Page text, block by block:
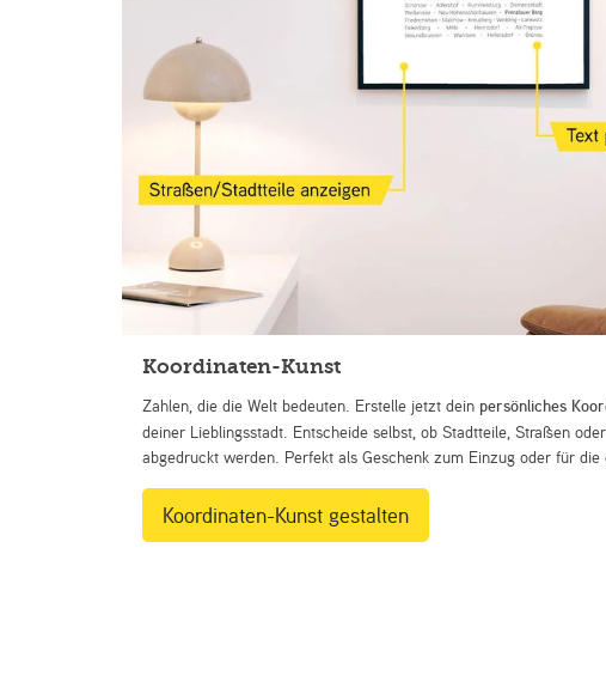
Koordinaten-Kunst
Zahlen, die die Welt bedeuten. Erstelle jetzt dein persönliches
deiner Lieblingsstadt. Entscheide selbst, ob Stadtteile, Straßen
abgedruckt werden. Perfekt als Geschenk zum Einzug oder für die
Koordinaten-Kunst gestalten